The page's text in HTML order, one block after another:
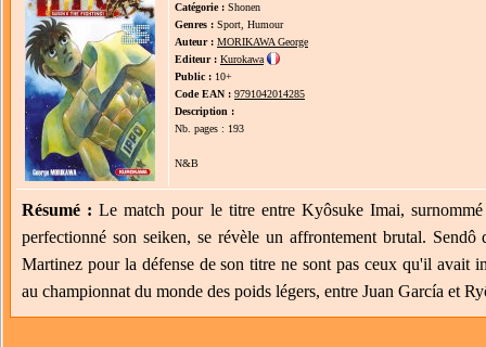
Catégorie : Shonen
Genres : Sport, Humour
Auteur : MORIKAWA George
Editeur : Kurokawa
Public : 10+
Code EAN : 9791042014285
Description :
Nb. pages : 193
N&B
Résumé : Le match pour le titre entre Kyôsuke Imai,
perfectionné son seiken, se révèle un affrontement brutal.
Martinez pour la défense de son titre ne sont pas ceux qu'il avait
au championnat du monde des poids légers, entre Juan García et